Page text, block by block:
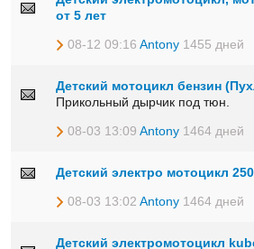
от 5 лет
08-12 09:16 Antony 1455 дней
Детский мотоцикл бензин
Прикольный дырчик под тюн.
08-03 13:09 Antony 1464 дней
Детский электро мотоцикл
08-03 13:02 Antony 1464 дней
Детский электромотоцикл